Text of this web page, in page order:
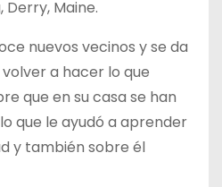
Derry, Maine.
nuevos vecinos y se da
a hacer lo que
que en su casa se han
que le ayudó a aprender
y también sobre él